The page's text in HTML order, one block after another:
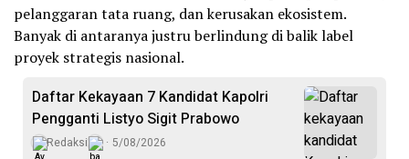
pelanggaran tata ruang, dan kerusakan ekosistem.
Banyak di antaranya justru berlindung di balik label
proyek strategis nasional.
Daftar Kekayaan 7 Kandidat Kapolri
Pengganti Listyo Sigit Prabowo
Redaksi 5/08/2026